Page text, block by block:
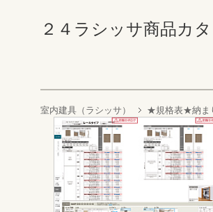
２４ラシッサ商品カ
室内建具（ラシッサ） ★規格表★納ま